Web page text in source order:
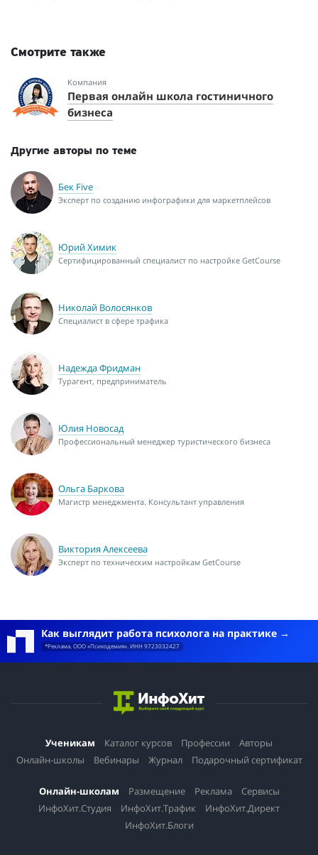
Смотрите также
Компания
Первая онлайн школа гостиничного
бизнеса
Другие авторы по теме
Бек Five
Эксперт по созданию инфографики для маркетплейсов
Юрий Химик
Сертифицированный специалист по настройке GetCourse
Николай Волосянков
Специалист в сфере трафика
Надежда Фридман
Турагент, предприниматель
Юлия Новосад
Профессиональный менеджер туристического бизнеса
Ольга Баркова
Магистр менеджмента. Консультант управления
Виктория Алексеева
Эксперт по техническим настройкам GetCourse
Как выглядит работа психолога на практике
*Реклама. ООО «Психодемия». ИНН 9723032427
Ученикам Каталог курсов Профессии
Авторы
Онлайн-школы
Вебинары Журнал Подарочный сертификат
Онлайн-школам Размещение Реклама
Сервисы
ИнфоХит.Студия
ИнфоХит.Трафик
ИнфоХит.Директ
ИнфоХит.Блоги